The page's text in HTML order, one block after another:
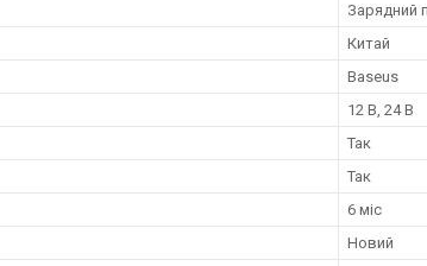
Зарядний
Китай
Baseus
12 В, 24 В
Так
Так
6 міс
Новий